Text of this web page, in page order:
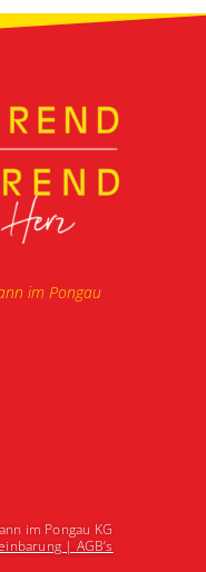
im Pongau
im Pongau KG
| AGB’s